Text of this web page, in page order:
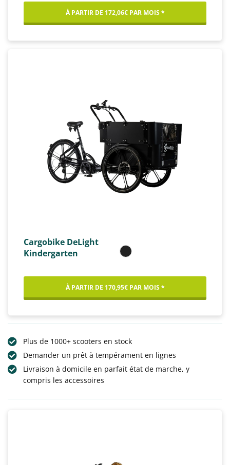
À PARTIR DE 172,06€ PAR MOIS *
Cargobike DeLight
Kindergarten
À PARTIR DE 170,95€ PAR MOIS *
Plus de 1000+ scooters en stock
Demander un prêt à tempérament en lignes
Livraison à domicile en parfait état de marche, y
compris les accessoires